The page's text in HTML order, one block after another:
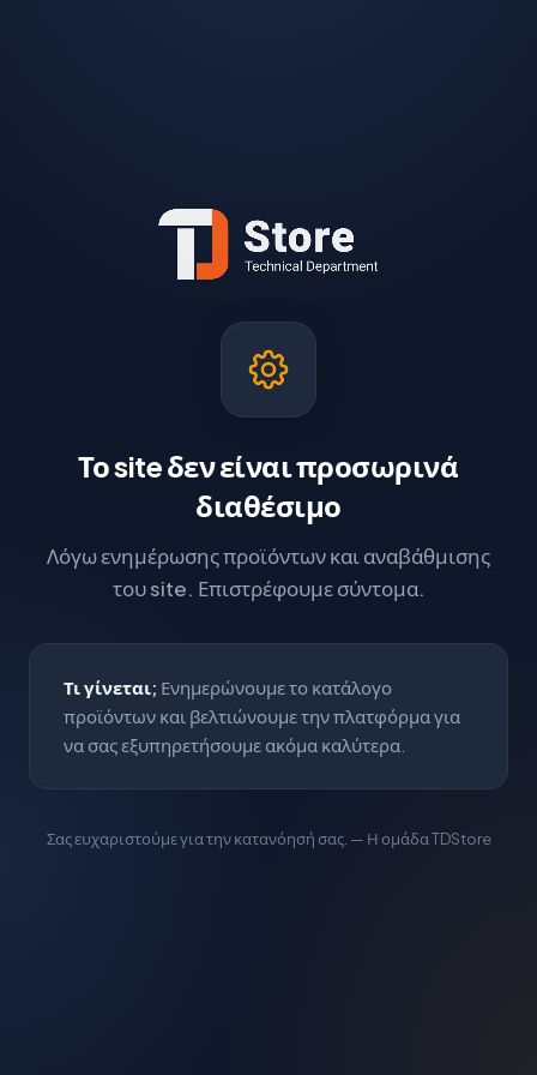
Το site δεν είναι προσωρινά
διαθέσιμο
Λόγω ενημέρωσης προϊόντων και αναβάθμισης
του site. Επιστρέφουμε σύντομα.
Τι γίνεται; Ενημερώνουμε το κατάλογο
προϊόντων και βελτιώνουμε την πλατφόρμα για
να σας εξυπηρετήσουμε ακόμα καλύτερα.
Σας ευχαριστούμε για την κατανόησή σας. — Η ομάδα TDStore